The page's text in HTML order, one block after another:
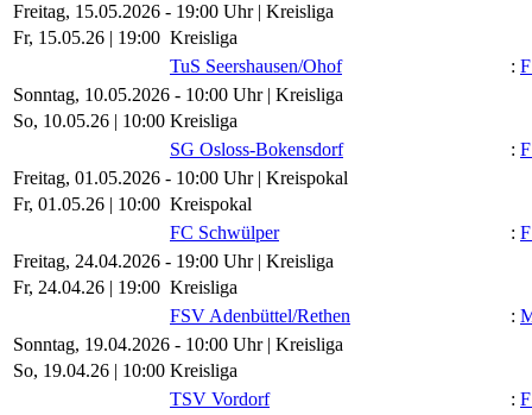
Freitag, 15.05.2026 - 19:00 Uhr | Kreisliga
Fr, 15.05.26 | 19:00 Kreisliga
TuS Seershausen/​Ohof
:
Sonntag, 10.05.2026 - 10:00 Uhr | Kreisliga
So, 10.05.26 | 10:00 Kreisliga
SG Osloss-Bokensdorf
:
Freitag, 01.05.2026 - 10:00 Uhr | Kreispokal
Fr, 01.05.26 | 10:00 Kreispokal
FC Schwülper
:
Freitag, 24.04.2026 - 19:00 Uhr | Kreisliga
Fr, 24.04.26 | 19:00 Kreisliga
FSV Adenbüttel/​Rethen
:
Sonntag, 19.04.2026 - 10:00 Uhr | Kreisliga
So, 19.04.26 | 10:00 Kreisliga
TSV Vordorf
: